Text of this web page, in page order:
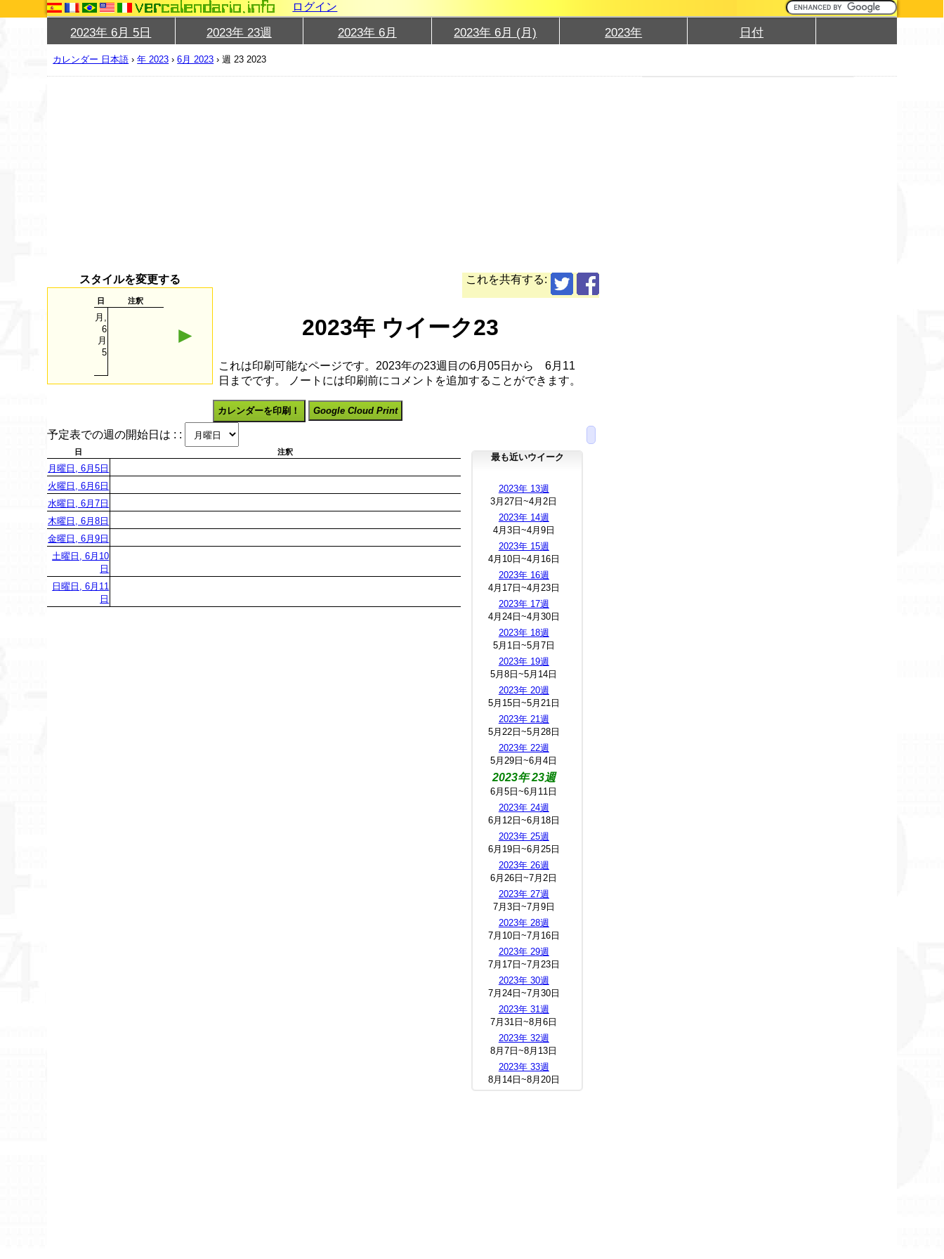
ログイン
2023年 6月 5日 2023年 23週 2023年 6月 2023年 6月 (月) 2023年 日付
カレンダー 日本語 ›年 2023 ›6月 2023 ›週 23 2023
これを共有する:
スタイルを変更する
日 注釈
月,
6
月
5
► 2023年 ウイーク23
これは印刷可能なページです。2023年の23週目の6月05日から 6月11
日までです。 ノートには印刷前にコメントを追加することができます。
カレンダーを印刷！ Google Cloud Print
予定表での週の開始日は : :
日 注釈
月曜日, 6月5日
火曜日, 6月6日
水曜日, 6月7日
木曜日, 6月8日
金曜日, 6月9日
土曜日, 6月10
日
日曜日, 6月11
日
最も近いウイーク
2023年 13週
3月27日~4月2日
2023年 14週
4月3日~4月9日
2023年 15週
4月10日~4月16日
2023年 16週
4月17日~4月23日
2023年 17週
4月24日~4月30日
2023年 18週
5月1日~5月7日
2023年 19週
5月8日~5月14日
2023年 20週
5月15日~5月21日
2023年 21週
5月22日~5月28日
2023年 22週
5月29日~6月4日
2023年 23週
6月5日~6月11日
2023年 24週
6月12日~6月18日
2023年 25週
6月19日~6月25日
2023年 26週
6月26日~7月2日
2023年 27週
7月3日~7月9日
2023年 28週
7月10日~7月16日
2023年 29週
7月17日~7月23日
2023年 30週
7月24日~7月30日
2023年 31週
7月31日~8月6日
2023年 32週
8月7日~8月13日
2023年 33週
8月14日~8月20日